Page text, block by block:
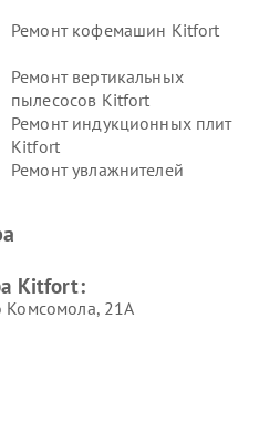
Ремонт кофемашин Kitfort
Ремонт вертикальных
пылесосов Kitfort
Ремонт индукционных плит
Kitfort
Ремонт увлажнителей
Kitfort
Kitfort
Kitfort:
Комсомола, 21А